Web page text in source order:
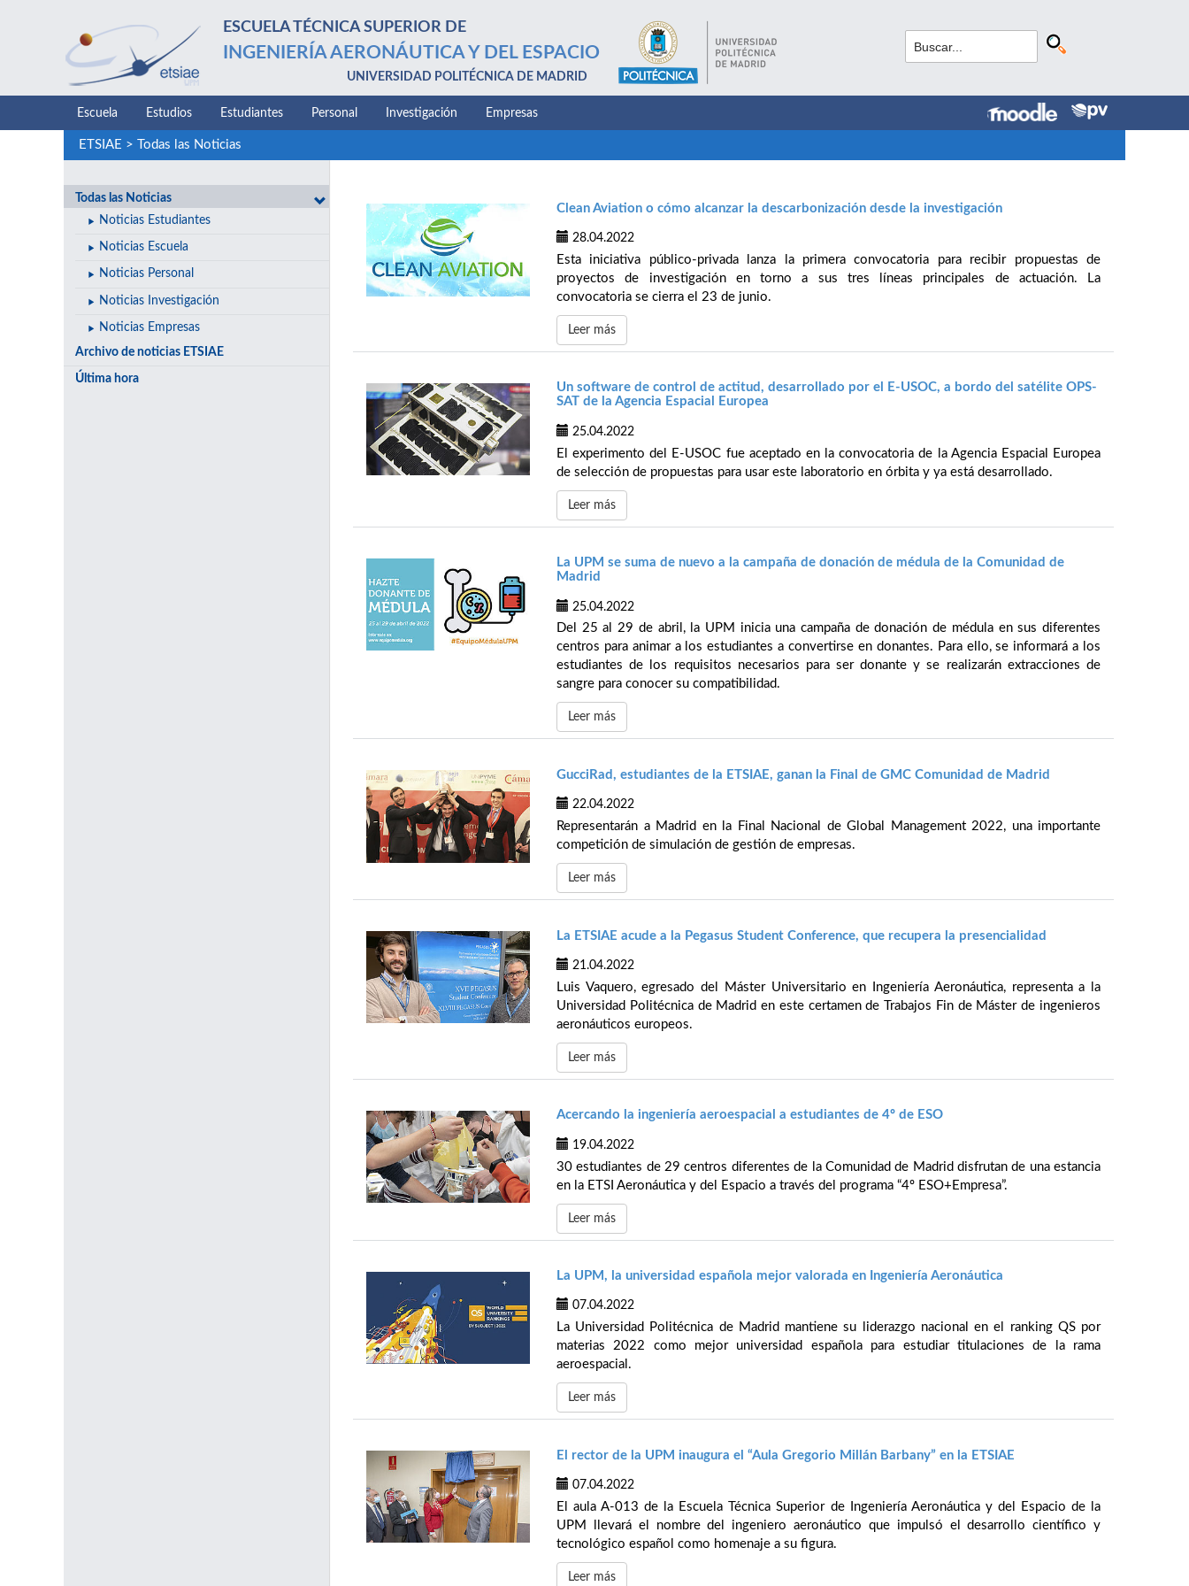
ESCUELA TÉCNICA SUPERIOR DE
INGENIERÍA AERONÁUTICA Y DEL ESPACIO
UNIVERSIDAD POLITÉCNICA DE MADRID
Escuela Estudios Estudiantes Personal Investigación Empresas
ETSIAE > Todas las Noticias
Todas las Noticias
Noticias Estudiantes
Noticias Escuela
Noticias Personal
Noticias Investigación
Noticias Empresas
Archivo de noticias ETSIAE
Última hora
Clean Aviation o cómo alcanzar la descarbonización desde la investigación
28.04.2022
Esta iniciativa público-privada lanza la primera convocatoria para recibir propuestas de
proyectos de investigación en torno a sus tres líneas principales de actuación. La
convocatoria se cierra el 23 de junio.
Leer más
Un software de control de actitud, desarrollado por el E-USOC, a bordo del satélite OPS-
SAT de la Agencia Espacial Europea
25.04.2022
El experimento del E-USOC fue aceptado en la convocatoria de la Agencia Espacial Europea
de selección de propuestas para usar este laboratorio en órbita y ya está desarrollado.
Leer más
La UPM se suma de nuevo a la campaña de donación de médula de la Comunidad de
Madrid
25.04.2022
Del 25 al 29 de abril, la UPM inicia una campaña de donación de médula en sus diferentes
centros para animar a los estudiantes a convertirse en donantes. Para ello, se informará a los
estudiantes de los requisitos necesarios para ser donante y se realizarán extracciones de
sangre para conocer su compatibilidad.
Leer más
GucciRad, estudiantes de la ETSIAE, ganan la Final de GMC Comunidad de Madrid
22.04.2022
Representarán a Madrid en la Final Nacional de Global Management 2022, una importante
competición de simulación de gestión de empresas.
Leer más
La ETSIAE acude a la Pegasus Student Conference, que recupera la presencialidad
21.04.2022
Luis Vaquero, egresado del Máster Universitario en Ingeniería Aeronáutica, representa a la
Universidad Politécnica de Madrid en este certamen de Trabajos Fin de Máster de ingenieros
aeronáuticos europeos.
Leer más
Acercando la ingeniería aeroespacial a estudiantes de 4º de ESO
19.04.2022
30 estudiantes de 29 centros diferentes de la Comunidad de Madrid disfrutan de una estancia
en la ETSI Aeronáutica y del Espacio a través del programa “4º ESO+Empresa”.
Leer más
La UPM, la universidad española mejor valorada en Ingeniería Aeronáutica
07.04.2022
La Universidad Politécnica de Madrid mantiene su liderazgo nacional en el ranking QS por
materias 2022 como mejor universidad española para estudiar titulaciones de la rama
aeroespacial.
Leer más
El rector de la UPM inaugura el “Aula Gregorio Millán Barbany” en la ETSIAE
07.04.2022
El aula A-013 de la Escuela Técnica Superior de Ingeniería Aeronáutica y del Espacio de la
UPM llevará el nombre del ingeniero aeronáutico que impulsó el desarrollo científico y
tecnológico español como homenaje a su figura.
Leer más